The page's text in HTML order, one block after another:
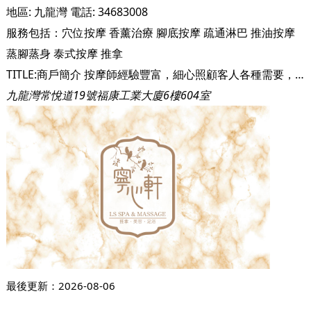
地區: 九龍灣電話: 34683008
服務包括： 穴位按摩香薰治療 腳底按摩疏通淋巴 推油按摩
蒸腳蒸身泰式按摩推拿
TITLE:商戶簡介 按摩師經驗豐富，細心照顧客人各種需要，為客人提供專業的服務。寧心軒環境舒適，更設有獨立房間，客人無需擔心私隱問題 令客人能從繁忙的都市中都能享受着最頂級的按摩服務。 TITLE:抗疫措施，無需擔心衛生問題 寧心軒已落實一系列抗疫措施，務求令客人可以享受到乾淨舒適的按摩服務。 1. 所有用品、毛巾均用消毒水及1:99漂白水消毒 2. 客人所用的拖鞋等使用前後均有用酒精消毒 3. 房間使用前後會用空氣消毒噴霧消毒 4. 每日定時清潔鋪面，保持衛生 亦敬請客人注意衛生，戴口罩、勤洗手，齊心抗疫！
九龍灣常悅道19號福康工業大廈6樓604室
最後更新： 2026-08-06